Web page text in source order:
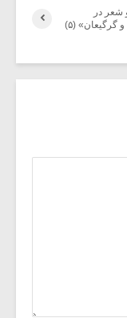
شعر در
گرگیعان» (۵)